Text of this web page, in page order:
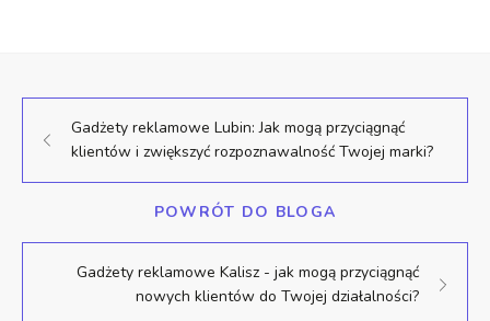
Gadżety reklamowe Lubin: Jak mogą przyciągnąć
klientów i zwiększyć rozpoznawalność Twojej marki?
POWRÓT DO BLOGA
Gadżety reklamowe Kalisz - jak mogą przyciągnąć
nowych klientów do Twojej działalności?